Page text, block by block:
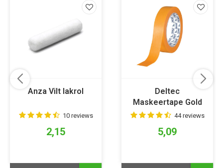
Anza Vilt lakrol
10 reviews
2,15
Deltec
Maskeertape Gold
44 reviews
5,09